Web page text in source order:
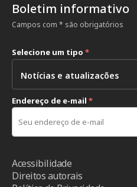
Boletim informativo
Campos com * são obrigatórios
Selecione um tipo *
Endereço de e-mail *
Acessibilidade
Direitos autorais